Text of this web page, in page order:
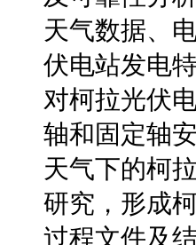
天气数据、
伏电站发电
对柯拉光伏
轴和固定轴
天气下的柯
研究，形成
过程文件及